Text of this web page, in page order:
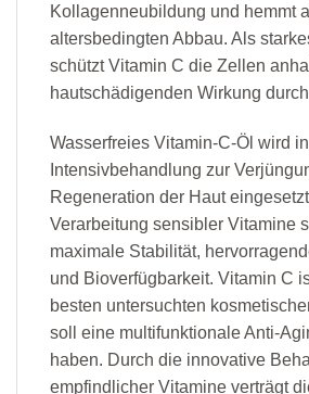
Kollagenneubildung und hemmt
altersbedingten Abbau. Als
schützt Vitamin C die Zellen
hautschädigenden Wirkung
Wasserfreies Vitamin-C-Öl wird
Intensivbehandlung zur
Regeneration der Haut
Verarbeitung sensibler Vitamine
maximale Stabilität,
und Bioverfügbarkeit. Vitamin C
besten untersuchten
soll eine multifunktionale Anti-
haben. Durch die innovative
empfindlicher Vitamine verträgt